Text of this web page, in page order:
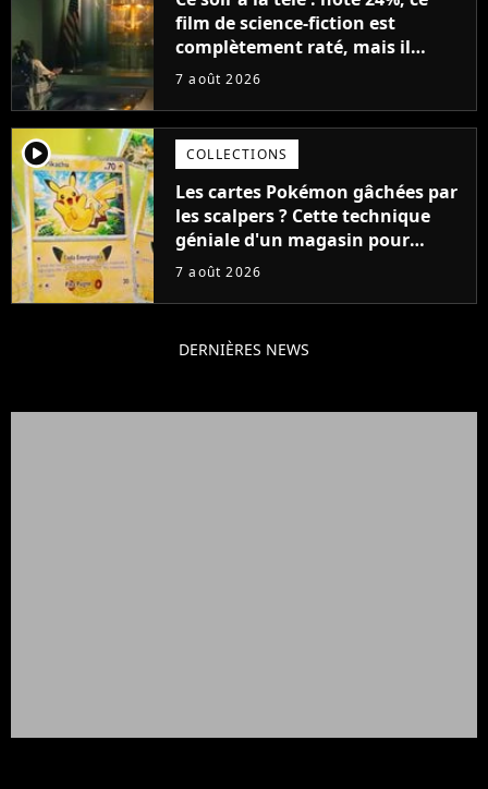
film de science-fiction est
complètement raté, mais il
aurait pu être encore pire à
7 août 2026
player2 COLLECTIONS
Les cartes Pokémon gâchées par
les scalpers ? Cette technique
géniale d'un magasin pour
ruiner les revendeurs
7 août 2026
DERNIÈRES NEWS